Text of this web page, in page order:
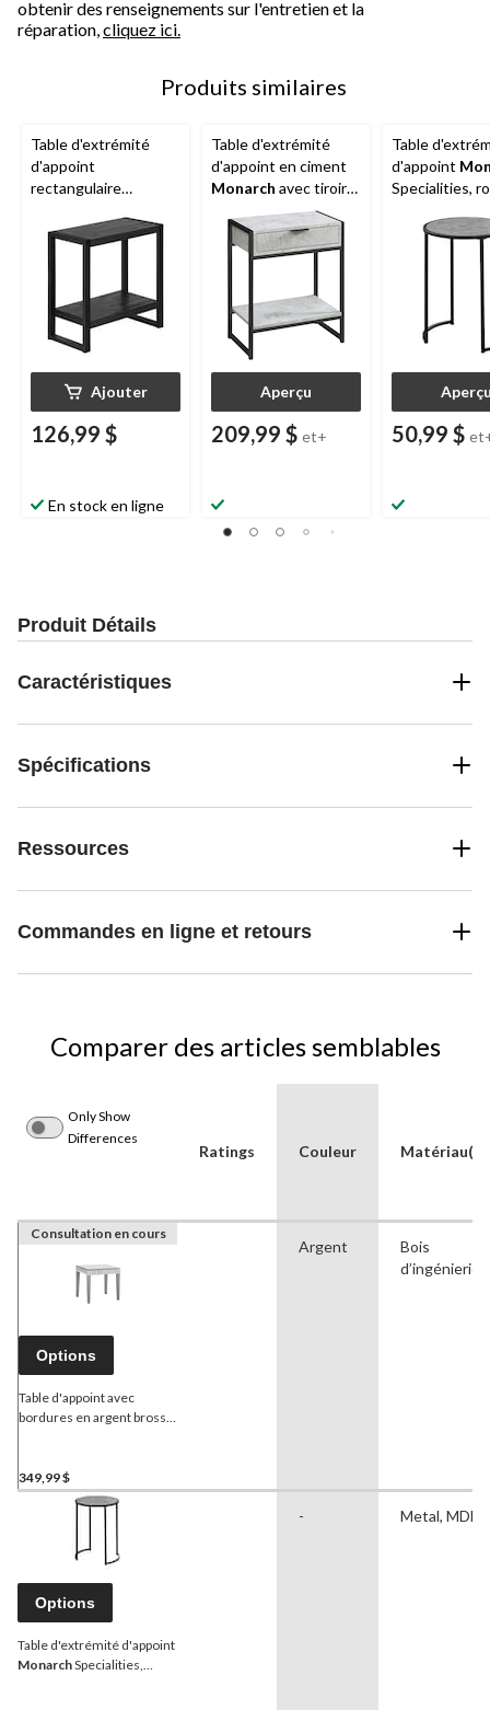
obtenir des renseignements sur l'entretien et la
réparation, cliquez ici.
Produits similaires
Table d'extrémité
d'appoint
rectangulaire
bois noir, 24 po
Ajouter
126,99 $
En stock en ligne
Table d'extrémité
d'appoint en ciment
Monarch avec tiroir
de rangement, gris,
24 po
Aperçu
209,99 $ et+
Table
d'appoint
Specialities,
couleurs, 24
50,99 $
Produit Détails
Caractéristiques
Spécifications
Ressources
Commandes en ligne et retours
Comparer des articles semblables
Only Show
Differences
Ratings Couleur Matériau(x)
Consultation en cours
Options
Table d'appoint avec
bordures en argent brossé
349,99 $
Argent
Bois
d’ingénierie
Options
Table d'extrémité d'appoint
MonarchSpecialities,
- Metal, MDF